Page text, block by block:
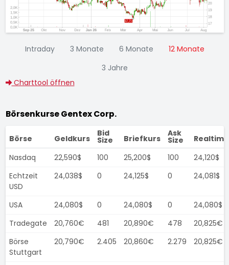
Intraday 3 Monate 6 Monate
12 Monate
3 Jahre
Charttool öffnen
Börsenkurse Gentex Corp.
Börse Geldkurs
Bid
Size Briefkurs
Ask
Size
Nasdaq
22,590$ 100 25,200$ 100
24,120$
Echtzeit
USD
24,038$ 0 24,125$ 0 24,081$
USA 24,080$ 0 24,080$ 0
24,080$
Tradegate
20,760€ 481 20,890€ 478
20,825€
Börse
Stuttgart
20,790€ 2.405 20,860€ 2.279 20,825€